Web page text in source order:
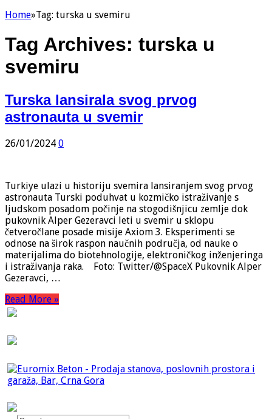
Home»Tag: turska u svemiru
Tag Archives: turska u
svemiru
Turska lansirala svog prvog
astronauta u svemir
26/01/2024 0
Turkiye ulazi u historiju svemira lansiranjem svog prvog
astronauta Turski poduhvat u kozmičko istraživanje s
ljudskom posadom počinje na stogodišnjicu zemlje dok
pukovnik Alper Gezeravci leti u svemir u sklopu
četveročlane posade misije Axiom 3. Eksperimenti se
odnose na širok raspon naučnih područja, od nauke o
materijalima do biotehnologije, elektroničkog inženjeringa
i istraživanja raka. Foto: Twitter/@SpaceX Pukovnik Alper
Gezeravci, …
Read More »